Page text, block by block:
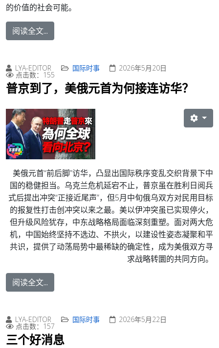
的价值的社会可能。
阅读全文...
LYA-EDITOR 国际时事 2026年5月20日
点击数：155
普京到了，美俄元首为何接连访华？
美俄元首“前后脚”访华，凸显出国际秩序变乱交织背景下中
国的稳健担当。乌克兰危机延宕不止，普京虽在胜利日阅兵
式后提出冲突“正接近尾声”，但5月中旬俄乌双方对民用目标
的报复性打击创冲突以来之最。美以伊冲突虽已实现停火，
但升级风险犹存，中东战略格局面临深刻重塑。面对两大危
机，中国始终坚持不选边、不拱火，以建设性姿态凝聚和平
共识，提供了动荡局势中最稀缺的确定性，成为美俄双方寻
求战略转圜的共同方向。
阅读全文...
LYA-EDITOR 国际时事 2026年5月22日
点击数：157
三个好消息